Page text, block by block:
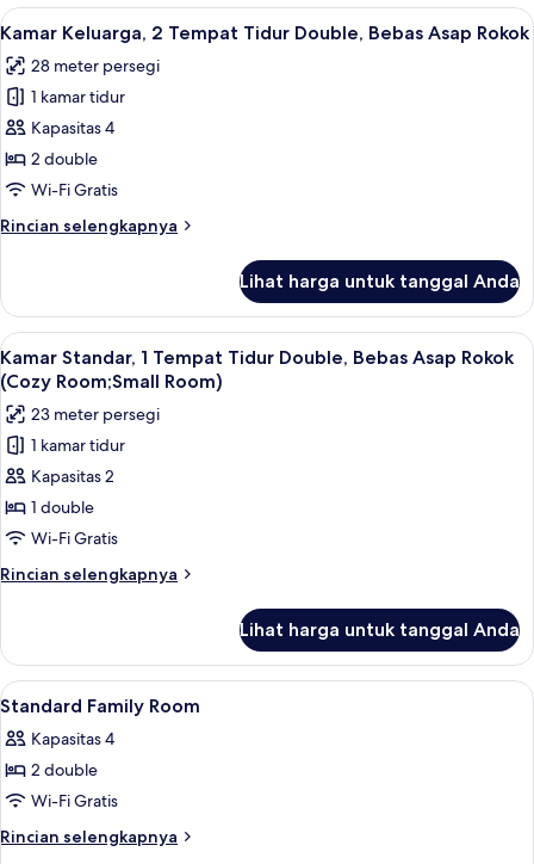
Rokok
(View)
Eksekutif,
2
Tidur
Twin,
Asap
Rokok
(View)
Lihat
semua
foto
untuk
Kamar
Keluarga,
2
Tidur
Asap
Rokok
Kamar Keluarga, 2 Tempat Tidur
11
Kamar Keluarga, 2 Tempat Tidur Double, Bebas Asap Rokok
28 meter persegi
1 kamar tidur
Kapasitas 4
2 double
Wi-Fi Gratis
Rincian selengkapnya
Rincian
Kamar
Keluarga,
2
Tempat
Tidur
Double,
Bebas
Asap
Rokok
Lihat harga untuk tanggal Anda
Lihat
semua
foto
untuk
Kamar
Standar,
1
Tempat
Tidur
Double,
Asap
Rokok
(Cozy
Room;Small
Room)
Kamar Standar, 1 Tempat Tidur
8
Kamar Standar, 1 Tempat Tidur Double, Bebas Asap Rokok
(Cozy Room;Small Room)
23 meter persegi
1 kamar tidur
Kapasitas 2
1 double
Wi-Fi Gratis
Rincian selengkapnya
Rincian
Kamar
Standar,
1
Tidur
Double,
Asap
Rokok
(Cozy
Lihat harga untuk tanggal Anda
Lihat
semua
foto
untuk
Standard
Family
Meja kerja, ruang kerja ramah
9
Standard Family Room
Kapasitas 4
2 double
Wi-Fi Gratis
Rincian selengkapnya
Rincian